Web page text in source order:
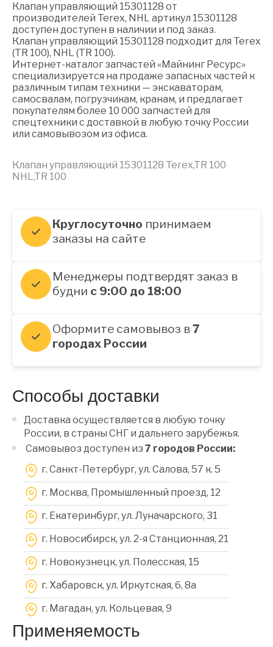
Клапан управляющий 15301128 от
производителей Terex, NHL артикул 15301128
доступен доступен в наличии и под заказ.
Клапан управляющий 15301128 подходит для Terex
(TR 100), NHL (TR 100).
Интернет-каталог запчастей «Майнинг Ресурс»
специализируется на продаже запасных частей к
различным типам техники — экскаваторам,
самосвалам, погрузчикам, кранам, и предлагает
покупателям более 10 000 запчастей для
спецтехники с доставкой в любую точку России
или самовывозом из офиса.
Клапан управляющий 15301128 Terex,TR 100
NHL,TR 100
Круглосуточно принимаем
заказы на сайте
Менеджеры подтвердят заказ в
будни с 9:00 до 18:00
Оформите самовывоз в7
городах России
Способы доставки
Доставка осуществляется в любую точку
России, в страны СНГ и дальнего зарубежья.
Самовывоз доступен из 7 городов России:
г. Санкт-Петербург, ул. Салова, 57 к. 5
г. Москва, Промышленный проезд, 12
г. Екатеринбург, ул. Луначарского, 31
г. Новосибирск, ул. 2-я Станционная, 21
г. Новокузнецк, ул. Полесская, 15
г. Хабаровск, ул. Иркутская, 6, 8a
г. Магадан, ул. Кольцевая, 9
Применяемость